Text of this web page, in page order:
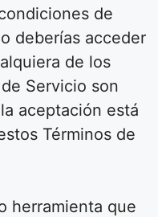
de
deberías acceder
de los
Servicio son
aceptación está
Términos de
herramienta que